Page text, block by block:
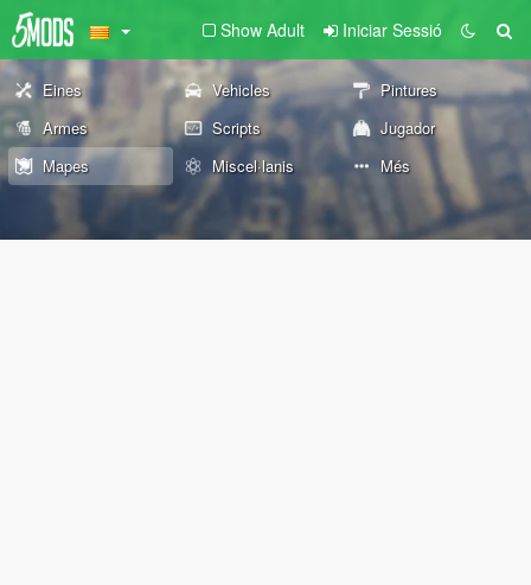
Show Adult Iniciar Sessió
Eines Vehicles
Pintures
Armes
Scripts
Jugador
Mapes
Miscel·lanis Més